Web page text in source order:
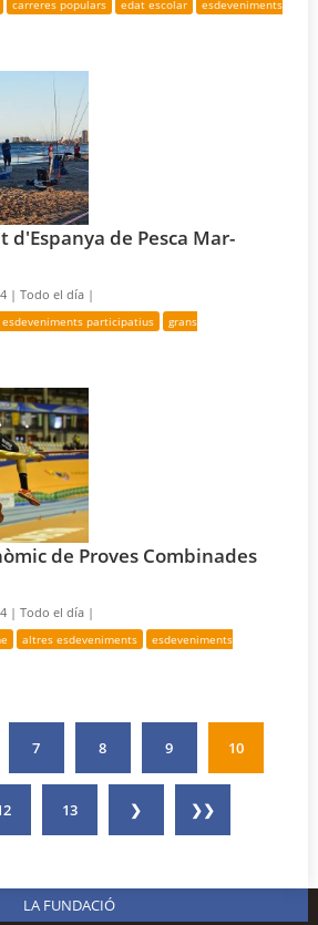
carreres populars edat escolar
esdeveniments
d'Espanya de Pesca Mar-
|Todo el día |
esdeveniments participatius
grans
de Proves Combinades
|Todo el día |
altres esdeveniments
esdeveniments
7 8 9 10
13 ❯ ❯❯
LA FUNDACIÓ